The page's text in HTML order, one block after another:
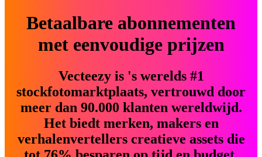
Betaalbare abonnementen
met eenvoudige prijzen
Vecteezy is 's werelds #1
stockfotomarktplaats, vertrouwd door
meer dan 90.000 klanten wereldwijd.
Het biedt merken, makers en
verhalenvertellers creatieve assets die